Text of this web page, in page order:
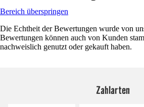
Bereich überspringen
Die Echtheit der Bewertungen wurde von
Bewertungen können auch von Kunden
nachweislich genutzt oder gekauft haben.
Zahlarten